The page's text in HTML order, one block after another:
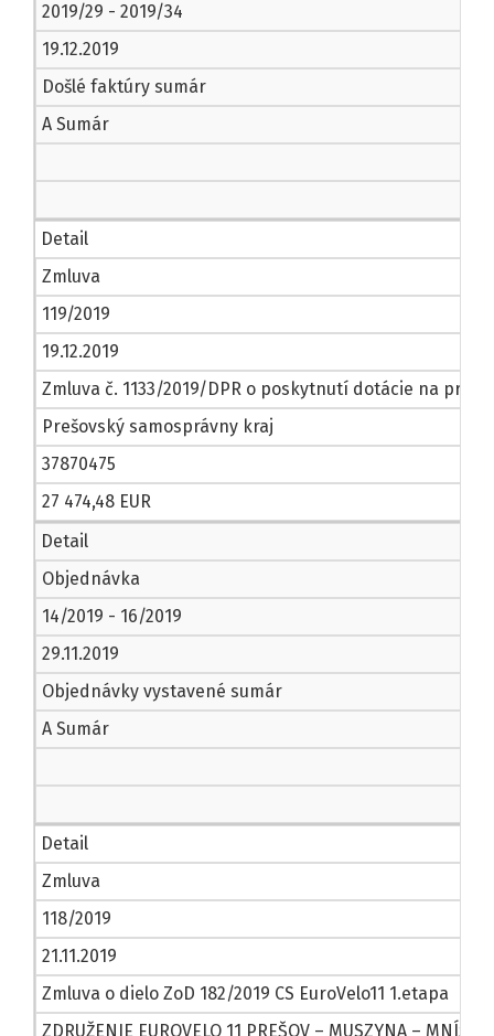
2019/29 - 2019/34
19.12.2019
Došlé faktúry sumár
A Sumár
Detail
Zmluva
119/2019
19.12.2019
Zmluva č. 1133/2019/DPR o poskytnutí dotácie na
Prešovský samosprávny kraj
37870475
27 474,48 EUR
Detail
Objednávka
14/2019 - 16/2019
29.11.2019
Objednávky vystavené sumár
A Sumár
Detail
Zmluva
118/2019
21.11.2019
Zmluva o dielo ZoD 182/2019 CS EuroVelo11 1.etapa
ZDRUŽENIE EUROVELO 11 PREŠOV – MUSZYNA –